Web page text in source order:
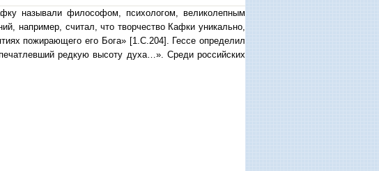
называли философом, психологом, великолепным
например, считал, что творчество Кафки уникально,
пожирающего его Бога» [1.C.204]. Гессе определил
редкую высоту духа…». Среди российских